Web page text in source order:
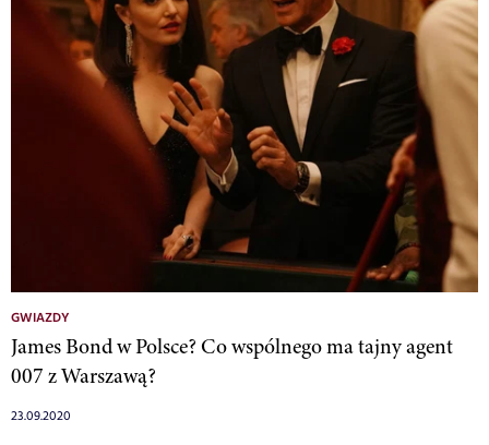
GWIAZDY
James Bond w Polsce? Co wspólnego ma tajny agent
007 z Warszawą?
23.09.2020